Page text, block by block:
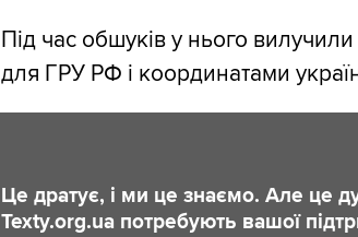
Під час обшуків у нього
для ГРУ РФ і координатами
Це дратує, і ми це знаємо. Але це
Texty.org.ua потребують вашої